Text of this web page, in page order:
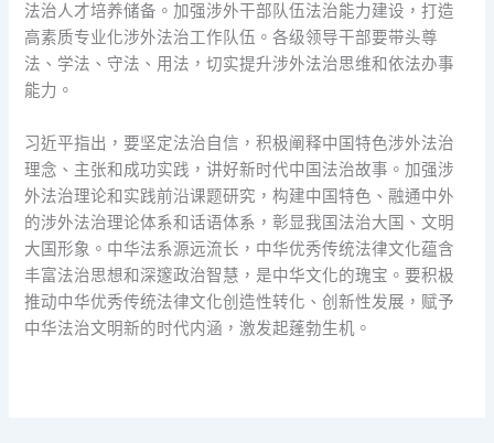
法治人才培养储备。加强涉外干部队伍法治能力建设，打造
高素质专业化涉外法治工作队伍。各级领导干部要带头尊
法、学法、守法、用法，切实提升涉外法治思维和依法办事
能力。
习近平指出，要坚定法治自信，积极阐释中国特色涉外法治
理念、主张和成功实践，讲好新时代中国法治故事。加强涉
外法治理论和实践前沿课题研究，构建中国特色、融通中外
的涉外法治理论体系和话语体系，彰显我国法治大国、文明
大国形象。中华法系源远流长，中华优秀传统法律文化蕴含
丰富法治思想和深邃政治智慧，是中华文化的瑰宝。要积极
推动中华优秀传统法律文化创造性转化、创新性发展，赋予
中华法治文明新的时代内涵，激发起蓬勃生机。